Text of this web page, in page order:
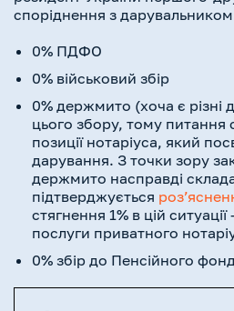
споріднення з
0% ПДФО
0% військовий збір
0% держмито (хоча є
цього збору, тому питання
позиції нотаріуса, який
дарування. З точки зору
держмито насправді
підтверджується
стягнення 1% в цій
послуги приватного
0% збір до Пенсійного